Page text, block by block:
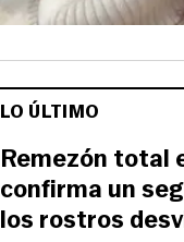
LO ÚLTIMO
Remezón total
confirma un
los rostros